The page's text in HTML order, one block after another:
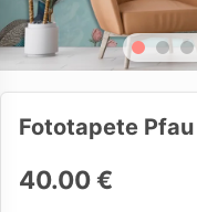
Fototapete
40.00 €